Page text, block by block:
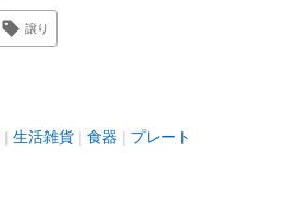
譲り
生活雑貨 食器 プレート